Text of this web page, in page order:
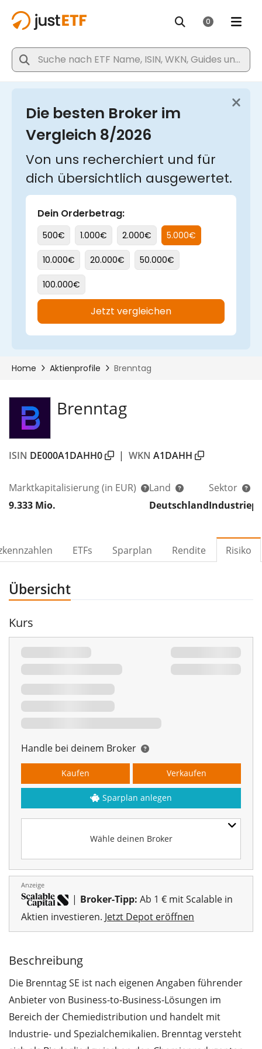
Brenntag
ISIN DE000A1DAHH0 | WKN A1DAHH
Marktkapitalisierung(in EUR)
9.333 Mio.
Land
Deutschland
Sektor
ETFs Sparplan Rendite Risiko
Übersicht
Kurs
Handle bei deinem Broker
Wähle deinen Broker
Kaufen Verkaufen
Sparplan anlegen
Anzeige
| Broker-Tipp: Ab 1 € mit Scalable in
Aktien investieren. Jetzt Depot eröffnen
Beschreibung
Die Brenntag SE ist nach eigenen Angaben führender
Anbieter von Business-to-Business-Lösungen im
Bereich der Chemiedistribution und handelt mit
Industrie- und Spezialchemikalien. Brenntag versteht